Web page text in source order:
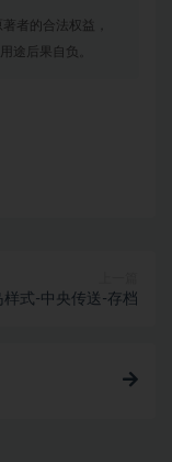
者的合法权益，
途后果自负。
样式-中央传送-存档